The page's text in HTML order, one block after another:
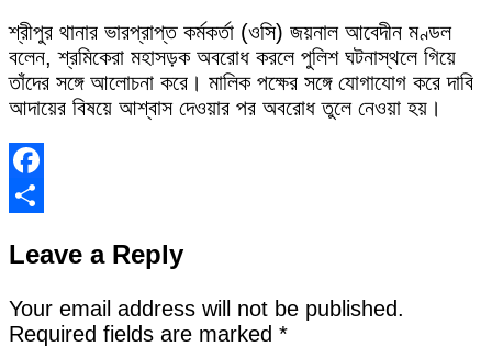
শ্রীপুর থানার ভারপ্রাপ্ত কর্মকর্তা (ওসি) জয়নাল আবেদীন মণ্ডল
বলেন, শ্রমিকেরা মহাসড়ক অবরোধ করলে পুলিশ ঘটনাস্থলে গিয়ে
তাঁদের সঙ্গে আলোচনা করে। মালিক পক্ষের সঙ্গে যোগাযোগ করে দাবি
আদায়ের বিষয়ে আশ্বাস দেওয়ার পর অবরোধ তুলে নেওয়া হয়।
Facebook
Leave a Reply
Your email address will not be published.
Required fields are marked *